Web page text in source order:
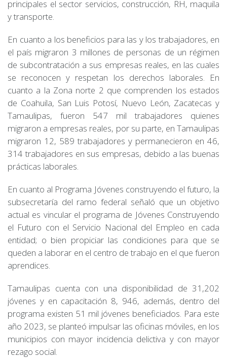
principales el sector servicios, construcción, RH, maquila
y transporte.
En cuanto a los beneficios para las y los trabajadores, en
el país migraron 3 millones de personas de un régimen
de subcontratación a sus empresas reales, en las cuales
se reconocen y respetan los derechos laborales. En
cuanto a la Zona norte 2 que comprenden los estados
de Coahuila, San Luis Potosí, Nuevo León, Zacatecas y
Tamaulipas, fueron 547 mil trabajadores quienes
migraron a empresas reales, por su parte, en Tamaulipas
migraron 12, 589 trabajadores y permanecieron en 46,
314 trabajadores en sus empresas, debido a las buenas
prácticas laborales.
En cuanto al Programa Jóvenes construyendo el futuro, la
subsecretaría del ramo federal señaló que un objetivo
actual es vincular el programa de Jóvenes Construyendo
el Futuro con el Servicio Nacional del Empleo en cada
entidad; o bien propiciar las condiciones para que se
queden a laborar en el centro de trabajo en el que fueron
aprendices.
Tamaulipas cuenta con una disponibilidad de 31,202
jóvenes y en capacitación 8, 946, además, dentro del
programa existen 51 mil jóvenes beneficiados. Para este
año 2023, se planteó impulsar las oficinas móviles, en los
municipios con mayor incidencia delictiva y con mayor
rezago social.